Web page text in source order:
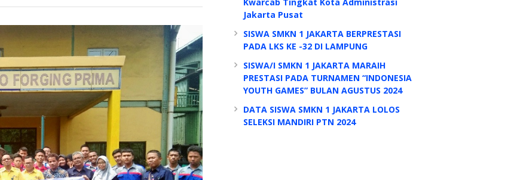
Jakarta Pusat
SISWA SMKN 1 JAKARTA BERPRESTASI
PADA LKS KE -32 DI LAMPUNG
SISWA/I SMKN 1 JAKARTA MARAIH
PRESTASI PADA TURNAMEN “INDONESIA
YOUTH GAMES” BULAN AGUSTUS 2024
DATA SISWA SMKN 1 JAKARTA LOLOS
SELEKSI MANDIRI PTN 2024